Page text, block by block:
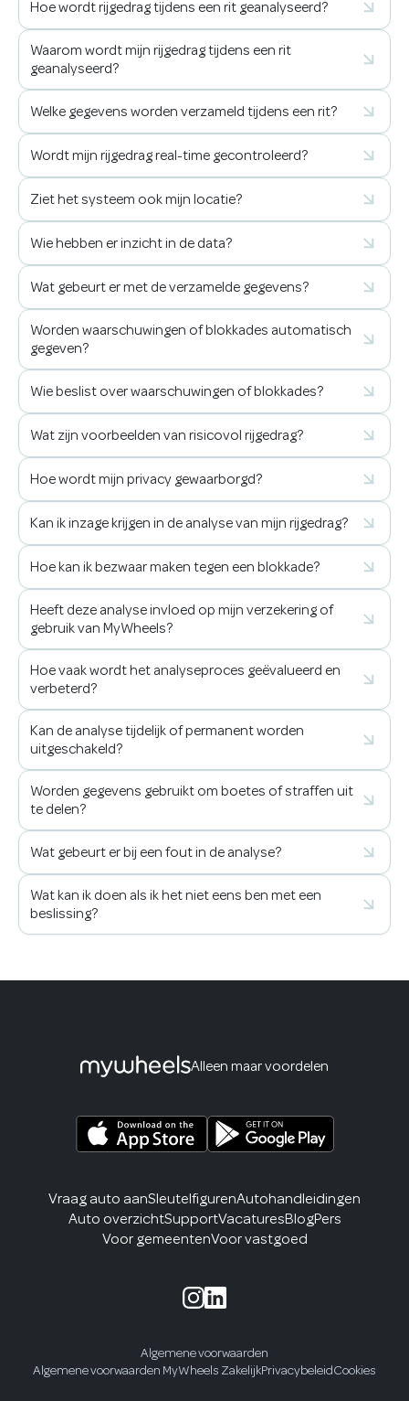
Hoe wordt rijgedrag tijdens een rit geanalyseerd?
Waarom wordt mijn rijgedrag tijdens een rit
geanalyseerd?
Welke gegevens worden verzameld tijdens een rit?
Wordt mijn rijgedrag real-time gecontroleerd?
Ziet het systeem ook mijn locatie?
Wie hebben er inzicht in de data?
Wat gebeurt er met de verzamelde gegevens?
Worden waarschuwingen of blokkades automatisch
gegeven?
Wie beslist over waarschuwingen of blokkades?
Wat zijn voorbeelden van risicovol rijgedrag?
Hoe wordt mijn privacy gewaarborgd?
Kan ik inzage krijgen in de analyse van mijn rijgedrag?
Hoe kan ik bezwaar maken tegen een blokkade?
Heeft deze analyse invloed op mijn verzekering of
gebruik van MyWheels?
Hoe vaak wordt het analyseproces geëvalueerd en
verbeterd?
Kan de analyse tijdelijk of permanent worden
uitgeschakeld?
Worden gegevens gebruikt om boetes of straffen uit
te delen?
Wat gebeurt er bij een fout in de analyse?
Wat kan ik doen als ik het niet eens ben met een
beslissing?
Alleen maar voordelen
Vraag auto aanSleutelfigurenAutohandleidingen
Auto overzichtSupportVacaturesBlogPers
Voor gemeentenVoor vastgoed
Algemene voorwaarden
Algemene voorwaarden MyWheels ZakelijkPrivacybeleidCookies